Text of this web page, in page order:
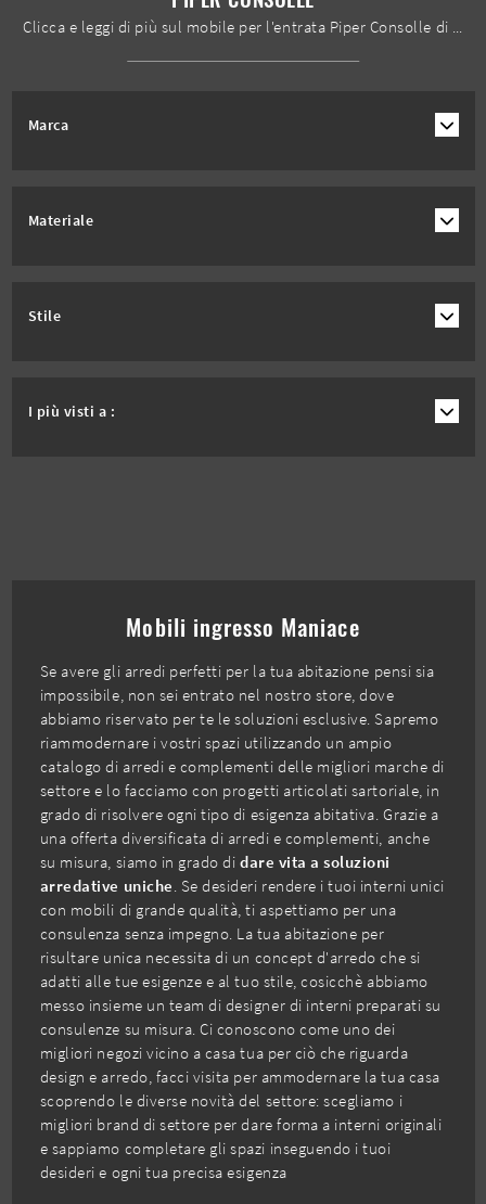
Marca
Materiale
Stile
I più visti a :
Clicca e leggi di più sul mobile per l'entrata Piper Consolle di Bontempi! Potrai ammobiliare spazi design organizzandoli perfettamente.
Mobili ingresso Maniace
Se avere gli arredi perfetti per la tua abitazione pensi sia
impossibile, non sei entrato nel nostro store, dove
abbiamo riservato per te le soluzioni esclusive. Sapremo
riammodernare i vostri spazi utilizzando un ampio
catalogo di arredi e complementi delle migliori marche di
settore e lo facciamo con progetti articolati sartoriale, in
grado di risolvere ogni tipo di esigenza abitativa. Grazie a
una offerta diversificata di arredi e complementi, anche
su misura, siamo in grado di dare vita a soluzioni
arredative uniche. Se desideri rendere i tuoi interni unici
con mobili di grande qualità, ti aspettiamo per una
consulenza senza impegno. La tua abitazione per
risultare unica necessita di un concept d'arredo che si
adatti alle tue esigenze e al tuo stile, cosicchè abbiamo
messo insieme un team di designer di interni preparati su
consulenze su misura. Ci conoscono come uno dei
migliori negozi vicino a casa tua per ciò che riguarda
design e arredo, facci visita per ammodernare la tua casa
scoprendo le diverse novità del settore: scegliamo i
migliori brand di settore per dare forma a interni originali
e sappiamo completare gli spazi inseguendo i tuoi
desideri e ogni tua precisa esigenza